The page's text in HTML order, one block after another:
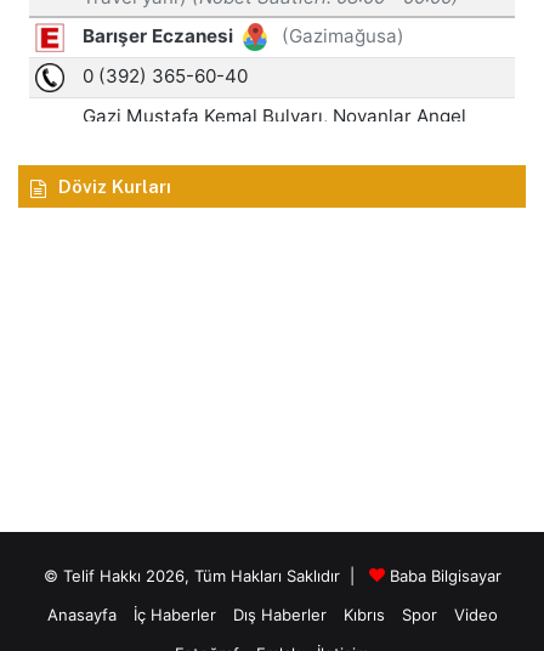
Döviz Kurları
© Telif Hakkı 2026, Tüm Hakları Saklıdır |
Baba Bilgisayar
Anasayfa
İç Haberler Dış Haberler Kıbrıs Spor
Video